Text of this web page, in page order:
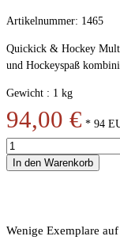
Artikelnummer: 1465
Quickick & Hockey
und Hockeyspaß
Gewicht : 1 kg
94,00 € * 94
In den Warenkorb
Wenige Exemplare